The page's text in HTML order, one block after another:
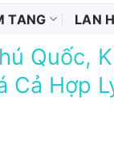
TANG LAN
Quốc,
Cả Hợp